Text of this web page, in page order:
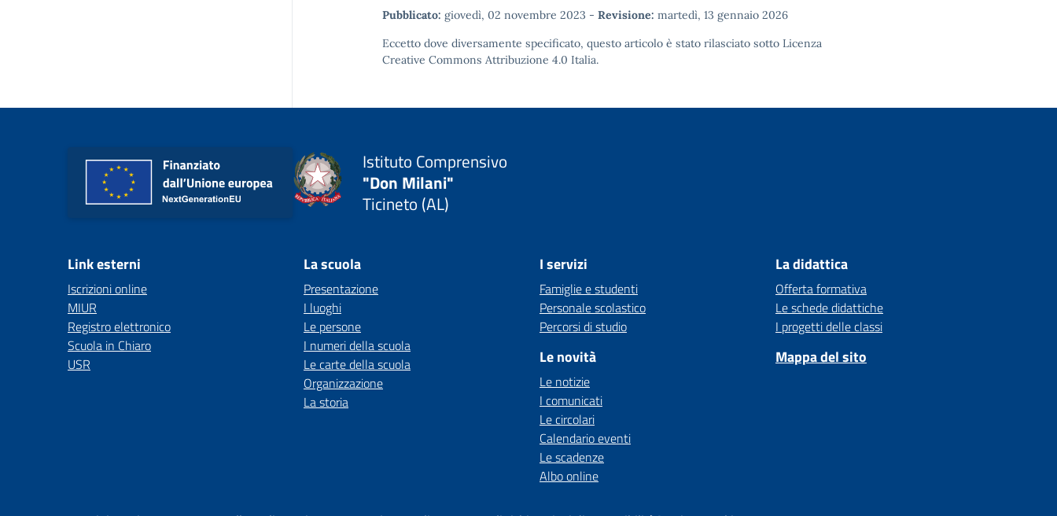
Pubblicato: giovedì, 02 novembre 2023 - Revisione: martedì, 13 gennaio 2026
Eccetto dove diversamente specificato, questo articolo è stato rilasciato sotto Licenza
Creative Commons Attribuzione 4.0 Italia.
Istituto Comprensivo
"Don Milani"
Ticineto (AL)
Link esterni
Iscrizioni online
MIUR
Registro elettronico
Scuola in Chiaro
USR
La scuola
Presentazione
I luoghi
Le persone
I numeri della scuola
Le carte della scuola
Organizzazione
La storia
I servizi
Famiglie e studenti
Personale scolastico
Percorsi di studio
Le novità
Le notizie
I comunicati
Le circolari
Calendario eventi
Le scadenze
Albo online
La didattica
Offerta formativa
Le schede didattiche
I progetti delle classi
Mappa del sito